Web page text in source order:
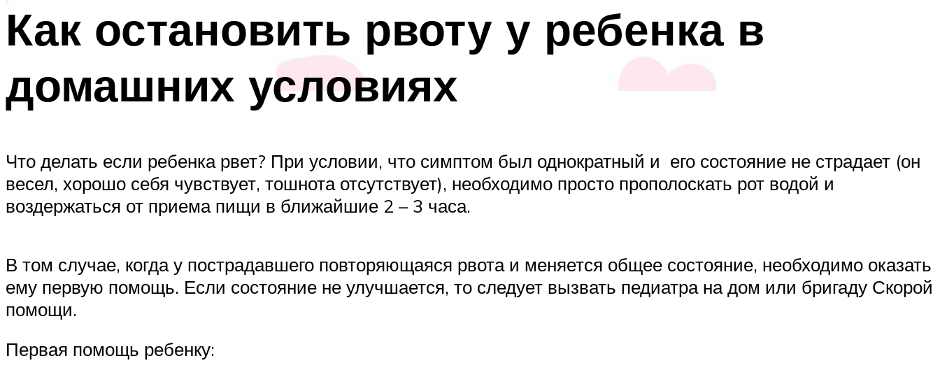
Как остановить рвоту у ребенка в
домашних условиях
Что делать если ребенка рвет? При условии, что симптом был однократный и его состояние не страдает (он
весел, хорошо себя чувствует, тошнота отсутствует), необходимо просто прополоскать рот водой и
воздержаться от приема пищи в ближайшие 2 – 3 часа.
В том случае, когда у пострадавшего повторяющаяся рвота и меняется общее состояние, необходимо оказать
ему первую помощь. Если состояние не улучшается, то следует вызвать педиатра на дом или бригаду Скорой
помощи.
Первая помощь ребенку: